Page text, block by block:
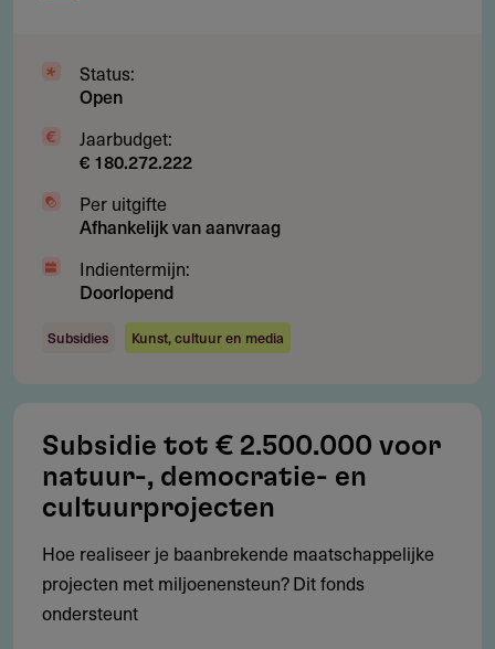
Subsidiebudget: flexibel per jaar
Aanvraagbedrag: tot € 250.000
Tot € 49.999: doorlopende indiening
Vanaf € 50.000: vaste deadlines
Cofinanciering: minimaal 50 % van de projectkosten
Subsidieadvies
Werk het projectplan helder uit: waarom, voor wie, wat,
hoe
toe
Toon draagvlak met partners en mede-financiers
Status:
Open
Jaarbudget:
€ 180.272.222
Per uitgifte
Afhankelijk van aanvraag
Indientermijn:
Doorlopend
Subsidies Kunst, cultuur en media
Subsidie tot € 2.500.000 voor
natuur-, democratie- en
cultuurprojecten
Hoe realiseer je baanbrekende maatschappelijke
projecten met miljoenensteun? Dit fonds
ondersteunt